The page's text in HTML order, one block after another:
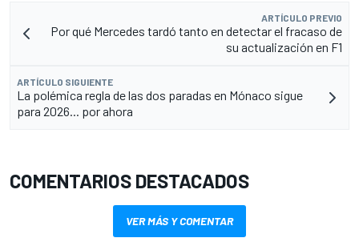
ARTÍCULO PREVIO
Por qué Mercedes tardó tanto en detectar el fracaso de
su actualización en F1
ARTÍCULO SIGUIENTE
La polémica regla de las dos paradas en Mónaco sigue
para 2026... por ahora
COMENTARIOS DESTACADOS
VER MÁS Y COMENTAR